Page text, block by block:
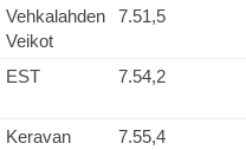
Vehkalahden
Veikot
7.51,5
EST 7.54,2
Keravan
7.55,4